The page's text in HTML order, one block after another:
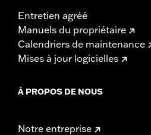
Entretien agréé
Manuels du propriétaire
Calendriers de maintenance
Mises à jour logicielles
À PROPOS DE NOUS
Notre entreprise